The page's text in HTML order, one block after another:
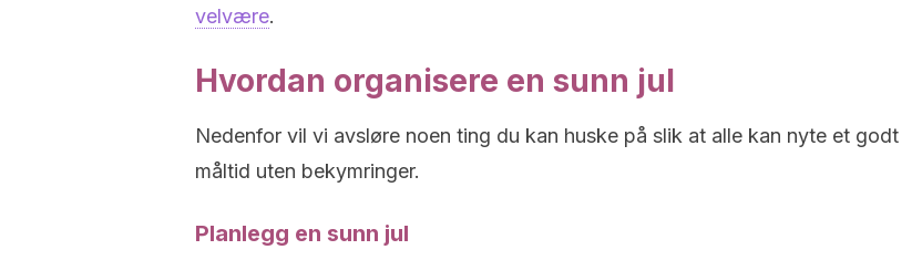
velvære.
Hvordan organisere en sunn jul
Nedenfor vil vi avsløre noen ting du kan huske på slik at alle kan nyte et godt
måltid uten bekymringer.
Planlegg en sunn jul